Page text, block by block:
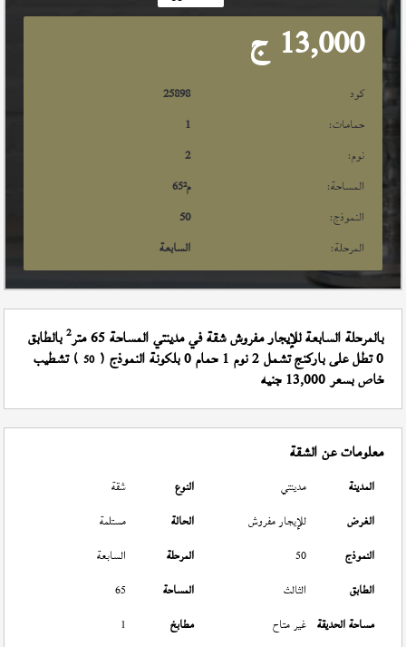
13,000 ج
كود
25898
حمامات:
1
نوم:
2
المساحة:
65م²
النموذج:
50
المرحلة:
السابعة
بالمرحلة السابعة للإيجار مفروش شقة في مدينتي المساحة 65 متر 2بالطابق
0 تطل على باركنج تشمل 2 نوم 1 حمام 0 بلكونة النموذج ( 50 ) تشطيب
خاص بسعر 13,000 جنيه
معلومات عن الشقة
المدينة مدينتي النوع
شقة
الغرض
للإيجار مفروش الحالة
مستلمة
النموذج
50 المرحلة
السابعة
الطابق
الثالث المساحة
65
مساحة الحديقة غير متاح مطابخ
1